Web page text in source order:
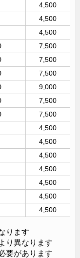
4,500
4,500
4,500
7,500
7,500
7,500
9,000
7,500
7,500
4,500
4,500
4,500
4,500
4,500
4,500
4,500
ります
り異なります
要があります